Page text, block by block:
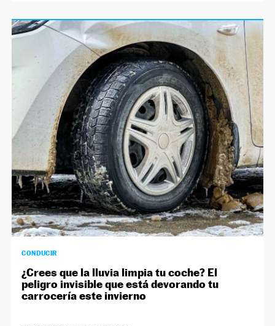
CONDUCIR
¿Crees que la lluvia limpia tu coche? El
peligro invisible que está devorando tu
carrocería este invierno